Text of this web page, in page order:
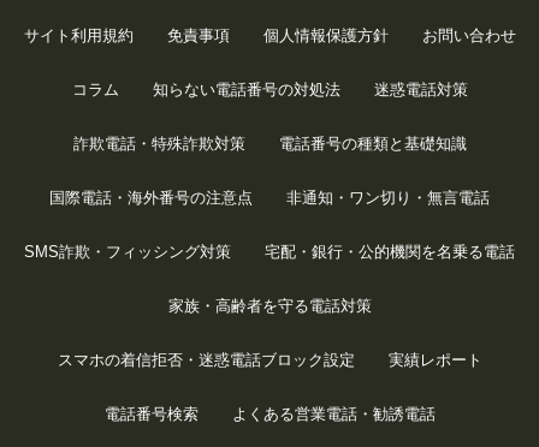
サイト利用規約 免責事項 個人情報保護方針 お問い合わせ
コラム 知らない電話番号の対処法 迷惑電話対策
詐欺電話・特殊詐欺対策 電話番号の種類と基礎知識
国際電話・海外番号の注意点 非通知・ワン切り・無言電話
SMS詐欺・フィッシング対策 宅配・銀行・公的機関を名乗る電話
家族・高齢者を守る電話対策
スマホの着信拒否・迷惑電話ブロック設定 実績レポート
電話番号検索 よくある営業電話・勧誘電話